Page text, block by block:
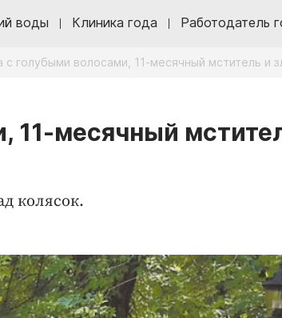
воды Клиника года Работодатель
с голубыми волосами, 11-месячный мститель и
11-месячный
колясок.